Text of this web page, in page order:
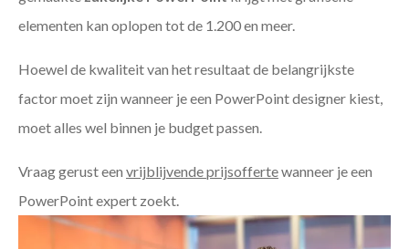
elementen kan oplopen tot de 1.200 en meer.
Hoewel de kwaliteit van het resultaat de belangrijkste
factor moet zijn wanneer je een PowerPoint designer kiest,
moet alles wel binnen je budget passen.
Vraag gerust een vrijblijvende prijsoffertewanneer je een
PowerPoint expert zoekt.